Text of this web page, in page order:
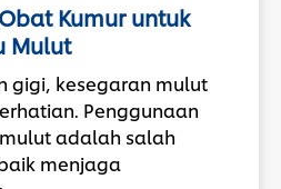
gunakan
Ultra White
Spray agar terlindung
hari.
Kumur untuk
Mulut
gigi, kesegaran mulut
Penggunaan
adalah salah
menjaga